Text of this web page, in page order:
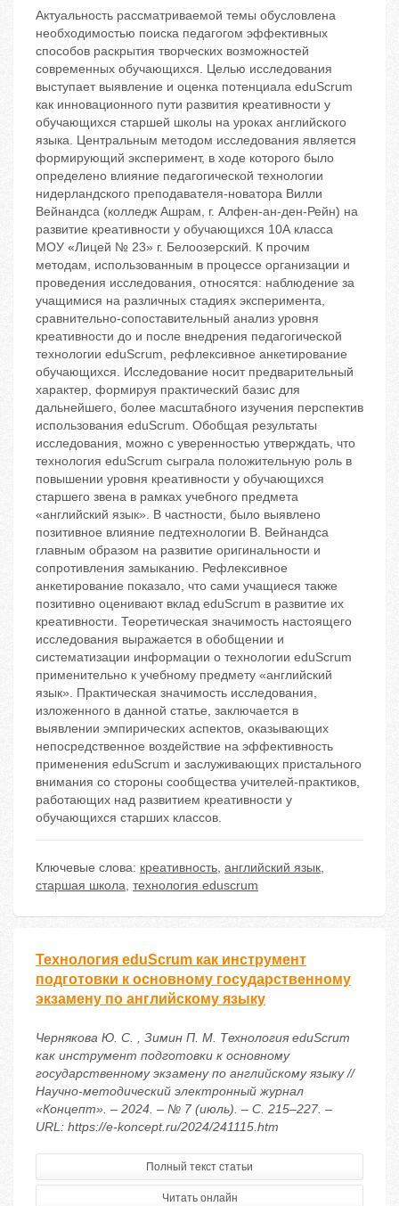
Актуальность рассматриваемой темы обусловлена
необходимостью поиска педагогом эффективных
способов раскрытия творческих возможностей
современных обучающихся. Целью исследования
выступает выявление и оценка потенциала eduScrum
как инновационного пути развития креативности у
обучающихся старшей школы на уроках английского
языка. Центральным методом исследования является
формирующий эксперимент, в ходе которого было
определено влияние педагогической технологии
нидерландского преподавателя-новатора Вилли
Вейнандса (колледж Ашрам, г. Алфен-ан-ден-Рейн) на
развитие креативности у обучающихся 10А класса
МОУ «Лицей № 23» г. Белоозерский. К прочим
методам, использованным в процессе организации и
проведения исследования, относятся: наблюдение за
учащимися на различных стадиях эксперимента,
сравнительно-сопоставительный анализ уровня
креативности до и после внедрения педагогической
технологии eduScrum, рефлексивное анкетирование
обучающихся. Исследование носит предварительный
характер, формируя практический базис для
дальнейшего, более масштабного изучения перспектив
использования eduScrum. Обобщая результаты
исследования, можно с уверенностью утверждать, что
технология eduScrum сыграла положительную роль в
повышении уровня креативности у обучающихся
старшего звена в рамках учебного предмета
«английский язык». В частности, было выявлено
позитивное влияние педтехнологии В. Вейнандса
главным образом на развитие оригинальности и
сопротивления замыканию. Рефлексивное
анкетирование показало, что сами учащиеся также
позитивно оценивают вклад eduScrum в развитие их
креативности. Теоретическая значимость настоящего
исследования выражается в обобщении и
систематизации информации о технологии eduScrum
применительно к учебному предмету «английский
язык». Практическая значимость исследования,
изложенного в данной статье, заключается в
выявлении эмпирических аспектов, оказывающих
непосредственное воздействие на эффективность
применения eduScrum и заслуживающих пристального
внимания со стороны сообщества учителей-практиков,
работающих над развитием креативности у
обучающихся старших классов.
Ключевые слова: креативность, английский язык,
старшая школа, технология eduscrum
Технология еduScrum как инструмент
подготовки к основному государственному
экзамену по английскому языку
Чернякова Ю. С. , Зимин П. М. Технология еduScrum
как инструмент подготовки к основному
государственному экзамену по английскому языку //
Научно-методический электронный журнал
«Концепт». – 2024. – № 7 (июль). – С. 215–227. –
URL: https://e-koncept.ru/2024/241115.htm
Полный текст статьи
Читать онлайн